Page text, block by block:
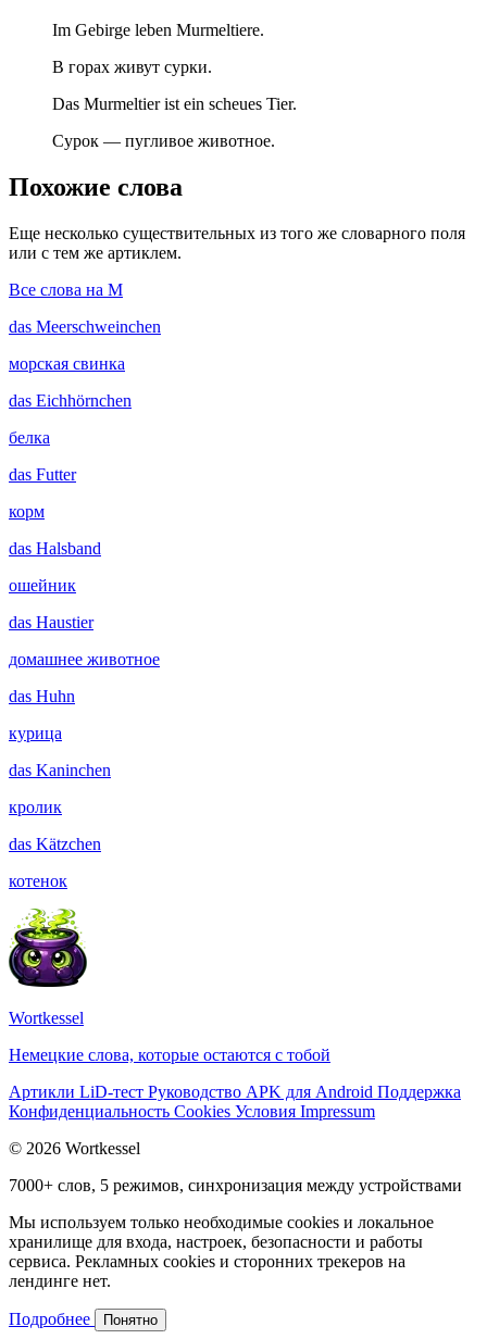
Im Gebirge leben Murmeltiere.
В горах живут сурки.
Das Murmeltier ist ein scheues Tier.
Сурок — пугливое животное.
Похожие слова
Еще несколько существительных из того же словарного поля
или с тем же артиклем.
Все слова на M
das Meerschweinchen
морская свинка
das Eichhörnchen
белка
das Futter
корм
das Halsband
ошейник
das Haustier
домашнее животное
das Huhn
курица
das Kaninchen
кролик
das Kätzchen
котенок
Wortkessel
Немецкие слова, которые остаются с тобой
Артикли LiD-тест Руководство APK для Android Поддержка
Конфиденциальность Cookies Условия Impressum
© 2026 Wortkessel
7000+ слов, 5 режимов, синхронизация между устройствами
Мы используем только необходимые cookies и локальное
хранилище для входа, настроек, безопасности и работы
сервиса. Рекламных cookies и сторонних трекеров на
лендинге нет.
Подробнее Понятно